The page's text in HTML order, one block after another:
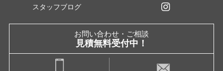
スタッフブログ
お問い合わせ・ご相談
見積無料受付中！